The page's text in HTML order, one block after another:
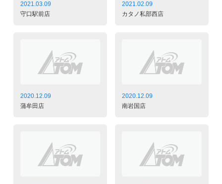
2021.03.09
守口駅前店
2021.02.09
カタノ私部西店
2020.12.09
蒲牟田店
2020.12.09
南岩国店